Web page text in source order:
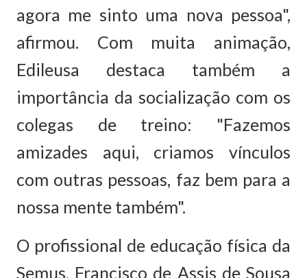
agora me sinto uma nova pessoa",
afirmou. Com muita animação,
Edileusa destaca também a
importância da socialização com os
colegas de treino: "Fazemos
amizades aqui, criamos vínculos
com outras pessoas, faz bem para a
nossa mente também".
O profissional de educação física da
Semus, Francisco de Assis de Sousa